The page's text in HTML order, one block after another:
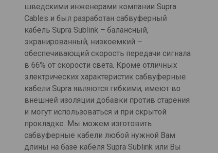
шведскими инженерами компании Supra
Cables и был разработан сабвуферный
кабель Supra Sublink – балансный,
экранированный, низкоемкий –
обеспечивающий скорость передачи сигнала
в 66% от скорости света. Кроме отличных
электрических характеристик сабвуферные
кабели Supra являются гибкими, имеют во
внешней изоляции добавки против старения
и могут использоваться и при скрытой
прокладке. Мы можем изготовить
сабвуферные кабели любой нужной Вам
длины на базе кабеля Supra Sublink или Вы